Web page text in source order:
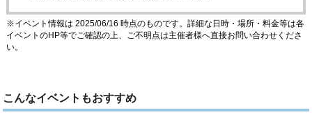
※イベント情報は 2025/06/16 時点のものです。詳細な日時・場所・料金等は各
イベントのHP等でご確認の上、ご不明点は主催者様へ直接お問い合わせくださ
い。
こんなイベントもおすすめ